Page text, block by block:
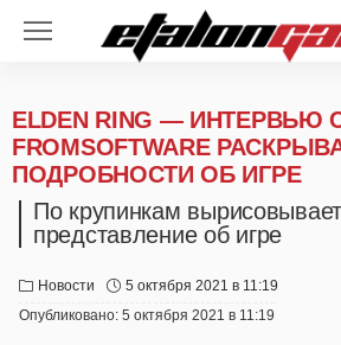
ELDEN RING — ИНТЕРВЬЮ
FROMSOFTWARE
ПОДРОБНОСТИ ОБ ИГРЕ
По крупинкам
представление об игре
Новости
5 октября 2021 в 11:19
Опубликовано: 5 октября 2021 в 11:19